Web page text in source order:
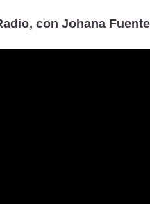
con Johana